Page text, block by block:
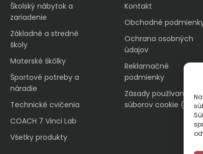
Školský nábytok a
zariadenie
Základné a stredné
školy
Materské škôlky
Športové potreby a
náradie
Technické cvičenia
COACH 7 Vinci Lab
Všetky produkty
Kontakt
Obchodné
Ochrana osobných
údajov
Reklamačné
podmienky
Zásady používania
súborov cookie (EÚ)